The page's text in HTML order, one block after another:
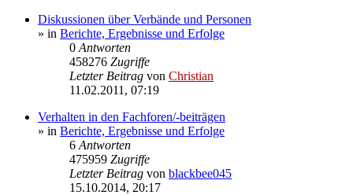
Diskussionen über Verbände und Personen
» in Berichte, Ergebnisse und Erfolge
0 Antworten
458276 Zugriffe
Letzter Beitrag von Christian
11.02.2011, 07:19
Verhalten in den Fachforen/-beiträgen
» in Berichte, Ergebnisse und Erfolge
6 Antworten
475959 Zugriffe
Letzter Beitrag von blackbee045
15.10.2014, 20:17